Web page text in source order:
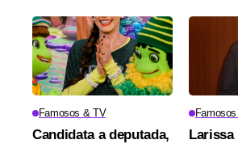
Famosos & TV
Candidata a deputada,
Larissa